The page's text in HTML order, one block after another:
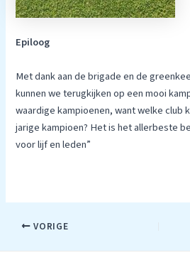
Epiloog
Met dank aan de brigade en de
kunnen we terugkijken op een mooi
waardige kampioenen, want welke club
jarige kampioen? Het is het allerbeste
voor lijf en leden”
BerichtVORIGE